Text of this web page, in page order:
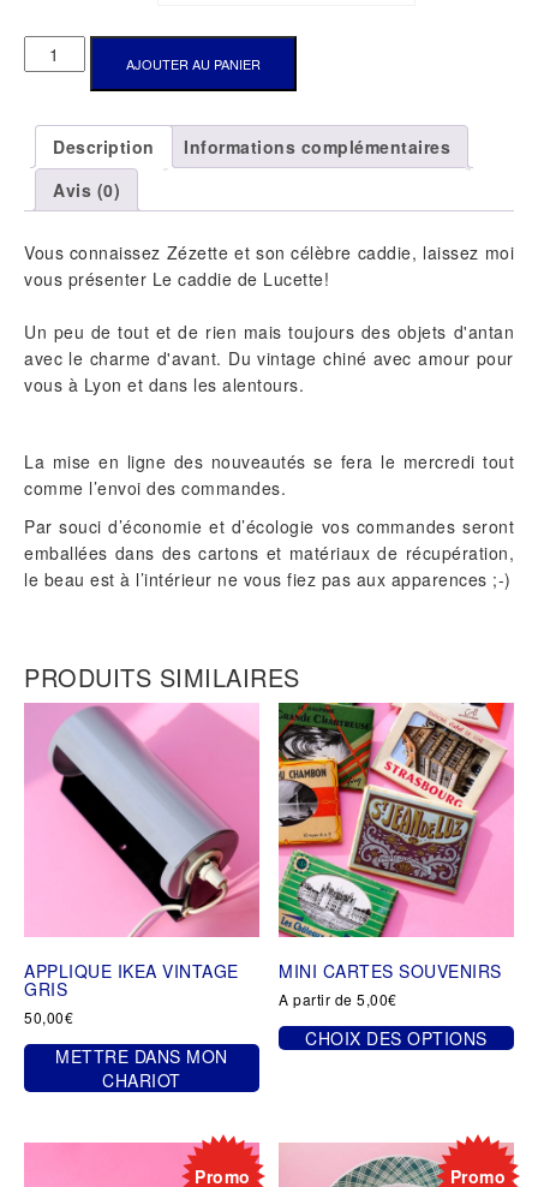
QUANTITÉ
DE
DE
SOLIFLORES
AJOUTER AU PANIER
Description
Informations complémentaires
Avis (0)
Vous connaissez Zézette et son célèbre caddie, laissez moi
vous présenter Le caddie de Lucette!
Un peu de tout et de rien mais toujours des objets d'antan
avec le charme d'avant. Du vintage chiné avec amour pour
vous à Lyon et dans les alentours.
La mise en ligne des nouveautés se fera le mercredi tout
comme l’envoi des commandes.
Par souci d’économie et d’écologie vos commandes seront
emballées dans des cartons et matériaux de récupération,
le beau est à l’intérieur ne vous fiez pas aux apparences ;-)
PRODUITS SIMILAIRES
APPLIQUE IKEA VINTAGE
GRIS
50,00€
METTRE DANS MON
CHARIOT
MINI CARTES SOUVENIRS
A partir de5,00€
CHOIX DES OPTIONS
variations.
Promo Promo